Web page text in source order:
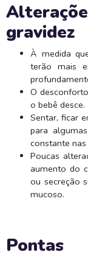
gravidez
À medida
terão mais
O
o bebê desce.
Sentar, ficar
para
constante
Poucas
aumento do
ou secreção
mucoso.
Pontas